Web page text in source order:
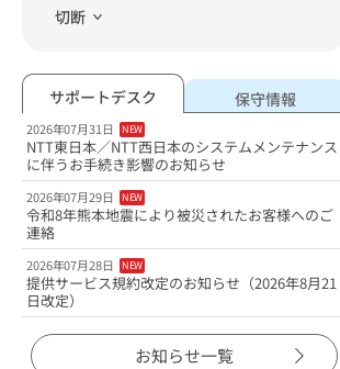
切断
サポートデスク 保守情報
2026年07月31日 NEW
NTT東日本／NTT西日本のシステムメンテナンス
に伴うお手続き影響のお知らせ
2026年07月29日 NEW
令和8年熊本地震により被災されたお客様へのご
連絡
2026年07月28日 NEW
提供サービス規約改定のお知らせ（2026年8月21
日改定）
お知らせ一覧